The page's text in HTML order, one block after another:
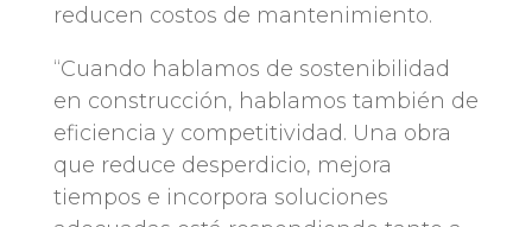
reducen costos de mantenimiento.
“Cuando hablamos de sostenibilidad
en construcción, hablamos también de
eficiencia y competitividad. Una obra
que reduce desperdicio, mejora
tiempos e incorpora soluciones